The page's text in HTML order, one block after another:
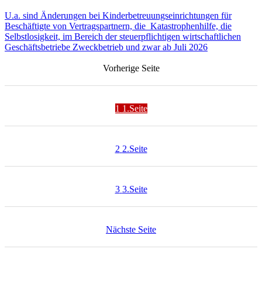
U.a. sind Änderungen bei Kinderbetreuungseinrichtungen für
Beschäftigte von Vertragspartnern, die Katastrophenhilfe, die
Selbstlosigkeit, im Bereich der steuerpflichtigen wirtschaftlichen
Geschäftsbetriebe Zweckbetrieb und zwar ab Juli 2026
VorherigeSeite
1 1.Seite
2 2.Seite
3 3.Seite
Nächste Seite